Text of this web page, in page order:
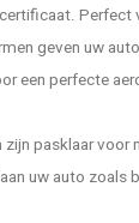
geven uw
een perfecte
zijn pasklaar
uw auto zoals